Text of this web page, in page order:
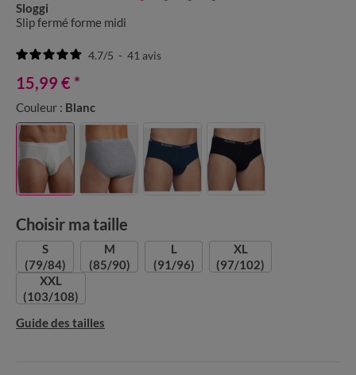
Sloggi
Slip fermé forme midi
4.7/5 - 41 avis
15,99 € *
Couleur : Blanc
Choisir ma taille
S
(79/84)
M
(85/90)
L
(91/96)
XL
(97/102)
XXL
(103/108)
Guide des tailles